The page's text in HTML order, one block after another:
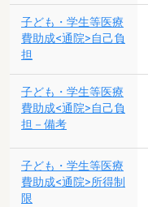
子ども・学生等医療
費助成<通院>自己負
担
子ども・学生等医療
費助成<通院>自己負
担－備考
子ども・学生等医療
費助成<通院>所得制
限